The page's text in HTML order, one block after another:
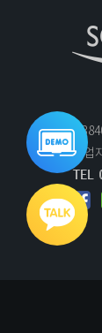
통합데모
기술문의
사업
TEL